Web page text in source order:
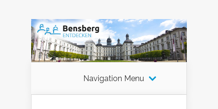
Navigation Menu